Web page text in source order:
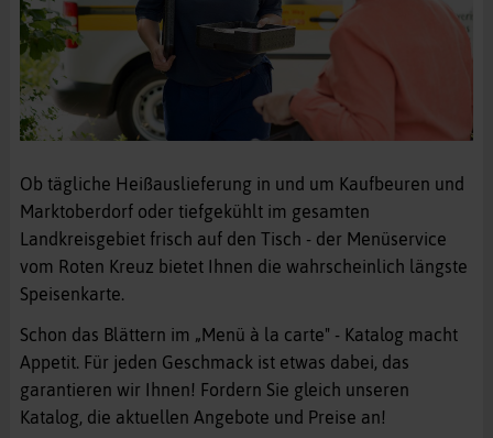
Ob tägliche Heißauslieferung in und um Kaufbeuren und
Marktoberdorf oder tiefgekühlt im gesamten
Landkreisgebiet frisch auf den Tisch - der Menüservice
vom Roten Kreuz bietet Ihnen die wahrscheinlich längste
Speisenkarte.
Schon das Blättern im „Menü à la carte" - Katalog macht
Appetit. Für jeden Geschmack ist etwas dabei, das
garantieren wir Ihnen! Fordern Sie gleich unseren
Katalog, die aktuellen Angebote und Preise an!